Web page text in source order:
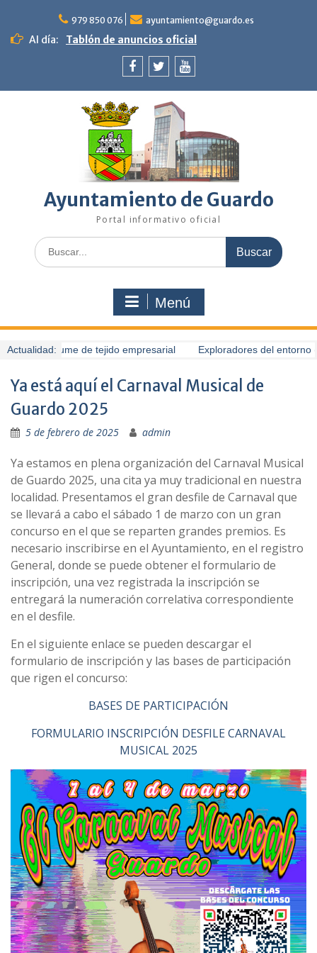
contenido
979 850 076 ayuntamiento@guardo.es
Al día: Tablón de anuncios oficial
Ayuntamiento de Guardo
Portal informativo oficial
Buscar:
Menú
Actualidad:presume de tejido empresarial Exploradores del entorno
Ya está aquí el Carnaval Musical de
Guardo 2025
5 de febrero de 2025 admin
Ya estamos en plena organización del Carnaval Musical
de Guardo 2025, una cita ya muy tradicional en nuestra
localidad. Presentamos el gran desfile de Carnaval que
se llevará a cabo el sábado 1 de marzo con un gran
concurso en el que se reparten grandes premios. Es
necesario inscribirse en el Ayuntamiento, en el registro
General, donde se puede obtener el formulario de
inscripción, una vez registrada la inscripción se
entregará la numeración correlativa correspondiente
en el desfile.
En el siguiente enlace se pueden descargar el
formulario de inscripción y las bases de participación
que rigen el concurso:
BASES DE PARTICIPACIÓN
FORMULARIO INSCRIPCIÓN DESFILE CARNAVAL
MUSICAL 2025